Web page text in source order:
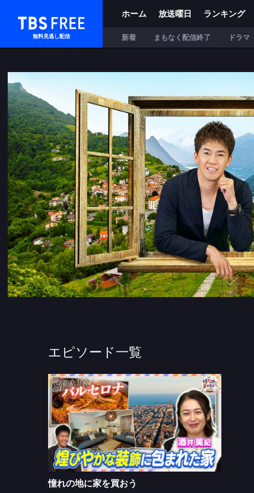
TBS FREE
無料見逃し配信
ホーム 放送曜日 ランキング
新着 まもなく配信終了 ドラマ
エピソード一覧
憧れの地に家を買おう
名建築の街！スペイン・バルセロナ
憧れの地に家を買おう